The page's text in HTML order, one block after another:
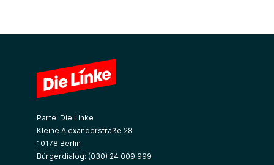
Partei Die Linke
Kleine Alexanderstraße 28
10178 Berlin
Bürgerdialog: (030) 24 009 999